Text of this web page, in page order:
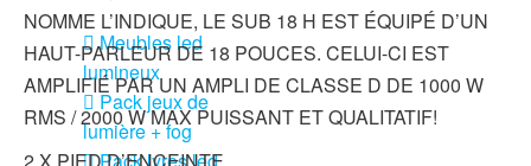
Meubles led
lumineux
Pack jeux de
lumière + fog
NOMME L’INDIQUE, LE SUB 18 H EST ÉQUIPÉ D’UN
HAUT-PARLEUR DE 18 POUCES. CELUI-CI EST
AMPLIFIÉ PAR UN AMPLI DE CLASSE D DE 1000 W
RMS / 2000 W MAX PUISSANT ET QUALITATIF!